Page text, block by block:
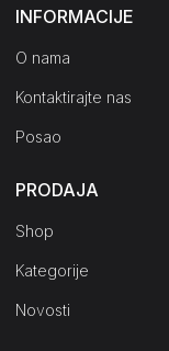
INFORMACIJE
O nama
Kontaktirajte nas
Posao
PRODAJA
Shop
Kategorije
Novosti